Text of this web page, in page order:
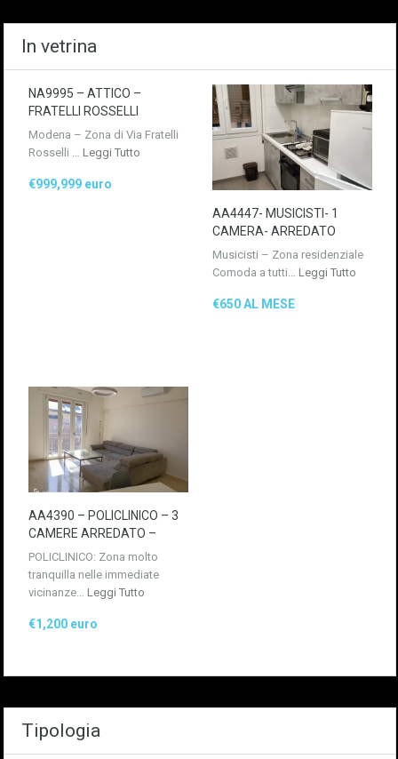
In vetrina
NA9995 – ATTICO –
FRATELLI ROSSELLI
Modena – Zona di Via Fratelli
Rosselli … Leggi Tutto
€999,999 euro
AA4447- MUSICISTI- 1
CAMERA- ARREDATO
Musicisti – Zona residenziale
Comoda a tutti… Leggi Tutto
€650 AL MESE
AA4390 – POLICLINICO – 3
CAMERE ARREDATO –
POLICLINICO: Zona molto
tranquilla nelle immediate
vicinanze… Leggi Tutto
€1,200 euro
Tipologia